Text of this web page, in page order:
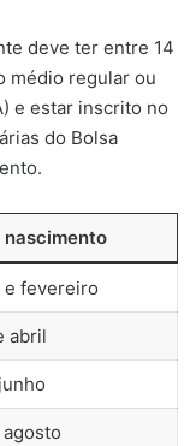
deve ter entre 14
médio regular ou
e estar inscrito no
do Bolsa
nascimento
e fevereiro
abril